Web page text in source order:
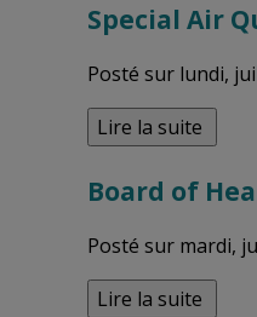
Special Air
Posté sur lundi,
Lire la suite
Board of
Posté sur mardi,
Lire la suite